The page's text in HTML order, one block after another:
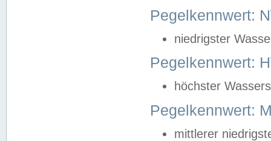
Pegelkennwert:
niedrigster
Pegelkennwert:
höchster
Pegelkennwert:
mittlerer